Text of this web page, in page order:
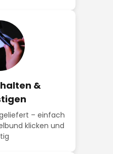
&
– einfach
klicken und